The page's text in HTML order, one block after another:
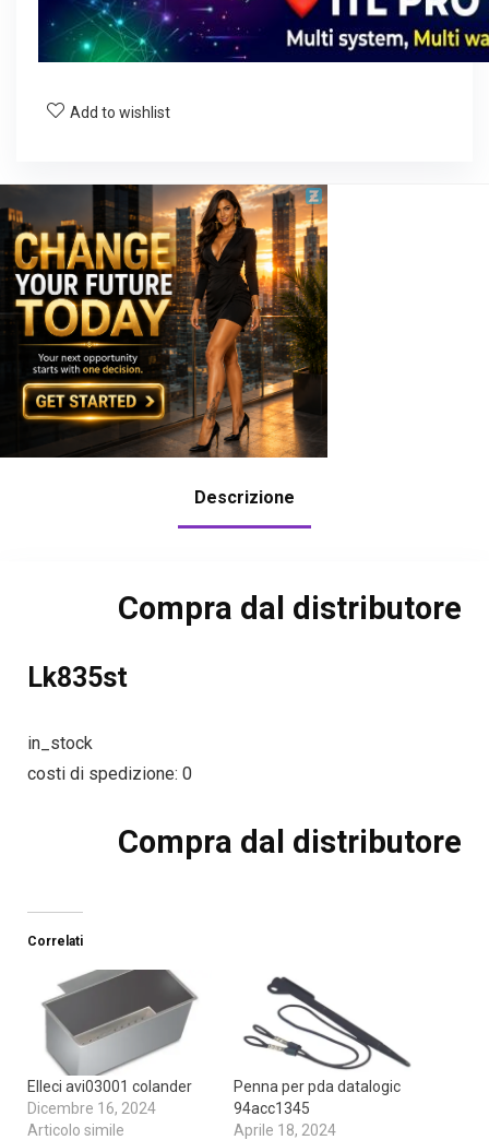
Add to wishlist
Descrizione
Compra dal distributore
Lk835st
in_stock
costi di spedizione: 0
Compra dal distributore
Correlati
Elleci avi03001 colander
Dicembre 16, 2024
Articolo simile
Penna per pda datalogic
94acc1345
Aprile 18, 2024